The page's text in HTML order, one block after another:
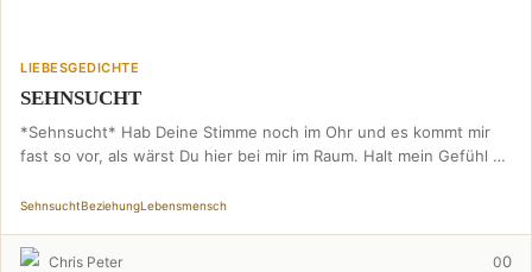
LIEBESGEDICHTE
SEHNSUCHT
*Sehnsucht* Hab Deine Stimme noch im Ohr und es kommt mir
fast so vor, als wärst Du hier bei mir im Raum. Halt mein Gefühl …
SehnsuchtBeziehungLebensmensch
Chris Peter 00